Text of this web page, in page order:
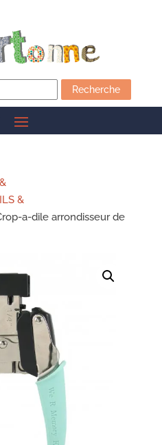
Recherche
&
a-dile arrondisseur de